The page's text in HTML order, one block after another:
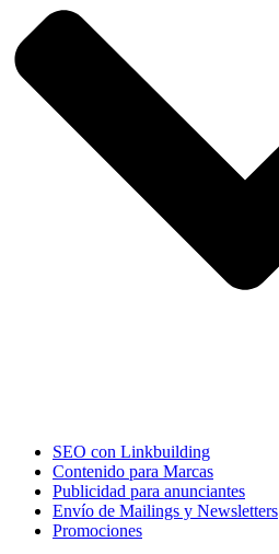
SEO con Linkbuilding
Contenido para Marcas
Publicidad para anunciantes
Envío de Mailings y Newsletters
Promociones